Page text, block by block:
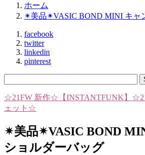
ホーム
✴︎美品✴︎VASIC BOND MINI キャ
facebook
twitter
linkedin
pinterest
☆21FW 新作☆【INSTANTFUNK】
ェット☆
✴︎美品✴︎VASIC BOND
ショルダーバッグ